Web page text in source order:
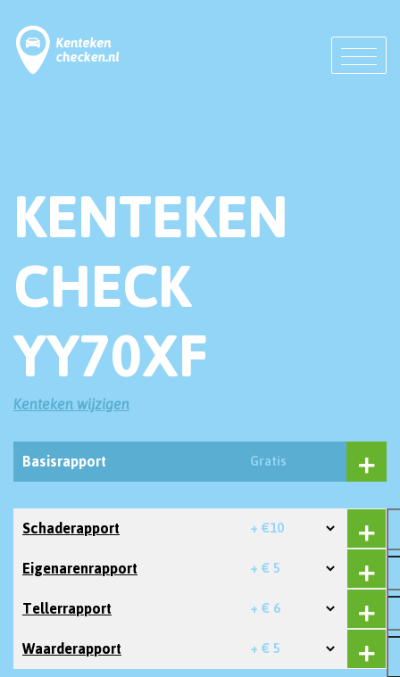
KENTEKEN
CHECK
YY70XF
Kenteken wijzigen
Basisrapport Gratis
Schaderapport + €10
Eigenarenrapport + € 5
Tellerrapport + € 6
Waarderapport + € 5